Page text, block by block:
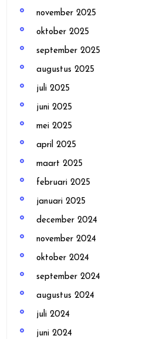
november 2025
oktober 2025
september 2025
augustus 2025
juli 2025
juni 2025
mei 2025
april 2025
maart 2025
februari 2025
januari 2025
december 2024
november 2024
oktober 2024
september 2024
augustus 2024
juli 2024
juni 2024